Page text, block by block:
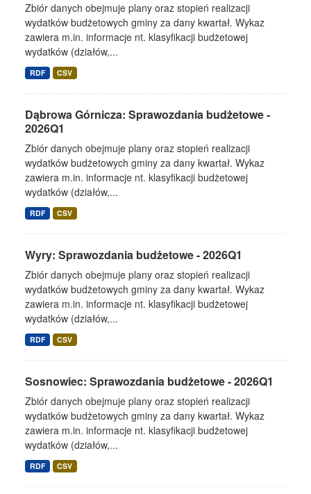
Zbiór danych obejmuje plany oraz stopień realizacji
wydatków budżetowych gminy za dany kwartał. Wykaz
zawiera m.in. informacje nt. klasyfikacji budżetowej
wydatków (działów,...
RDF CSV
Dąbrowa Górnicza: Sprawozdania budżetowe -
2026Q1
Zbiór danych obejmuje plany oraz stopień realizacji
wydatków budżetowych gminy za dany kwartał. Wykaz
zawiera m.in. informacje nt. klasyfikacji budżetowej
wydatków (działów,...
RDF CSV
Wyry: Sprawozdania budżetowe - 2026Q1
Zbiór danych obejmuje plany oraz stopień realizacji
wydatków budżetowych gminy za dany kwartał. Wykaz
zawiera m.in. informacje nt. klasyfikacji budżetowej
wydatków (działów,...
RDF CSV
Sosnowiec: Sprawozdania budżetowe - 2026Q1
Zbiór danych obejmuje plany oraz stopień realizacji
wydatków budżetowych gminy za dany kwartał. Wykaz
zawiera m.in. informacje nt. klasyfikacji budżetowej
wydatków (działów,...
RDF CSV